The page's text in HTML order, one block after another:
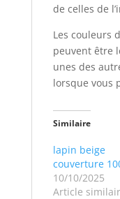
de celles de
Les couleurs
peuvent être
unes des
lorsque vous
Similaire
lapin beige
couverture
10/10/2025
Article